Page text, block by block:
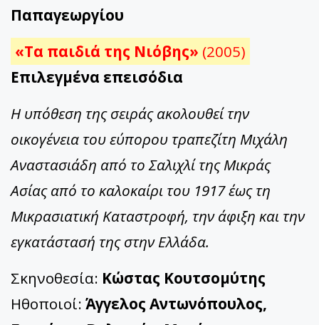
Παπαγεωργίου
«Τα παιδιά της Νιόβης» (2005)
Επιλεγμένα επεισόδια
Η υπόθεση της σειράς ακολουθεί την
οικογένεια του εύπορου τραπεζίτη Μιχάλη
Αναστασιάδη από το Σαλιχλί της Μικράς
Ασίας από το καλοκαίρι του 1917 έως τη
Μικρασιατική Καταστροφή, την άφιξη και την
εγκατάστασή της στην Ελλάδα.
Σκηνοθεσία: Κώστας Κουτσομύτης
Ηθοποιοί: Άγγελος Αντωνόπουλος,